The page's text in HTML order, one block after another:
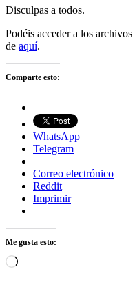
Disculpas a todos.
Podéis acceder a los
de aquí.
Comparte esto:
WhatsApp
Telegram
Correo electrónico
Reddit
Imprimir
Me gusta esto:
Cargando...